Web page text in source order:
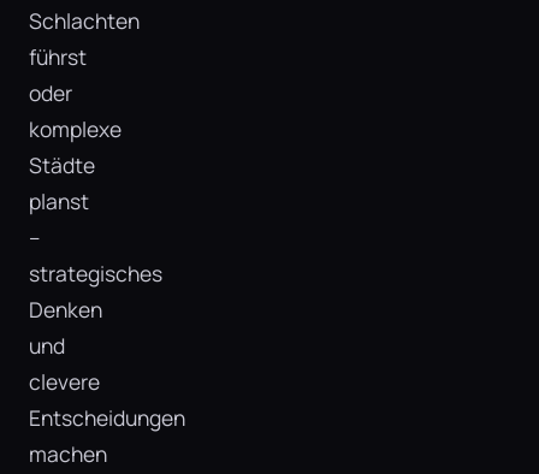
Schlachten
führst
oder
komplexe
Städte
planst
–
strategisches
Denken
und
clevere
Entscheidungen
machen